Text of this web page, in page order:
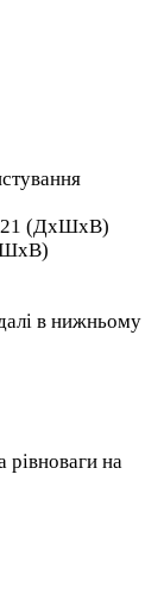
(ДхШхВ)
в нижньому
рівноваги на